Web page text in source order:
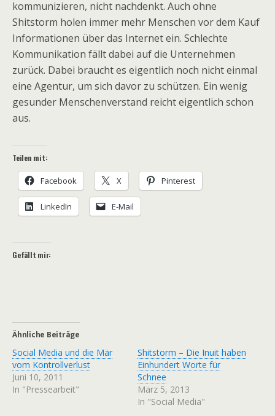
kommunizieren, nicht nachdenkt. Auch ohne
Shitstorm holen immer mehr Menschen vor dem Kauf
Informationen über das Internet ein. Schlechte
Kommunikation fällt dabei auf die Unternehmen
zurück. Dabei braucht es eigentlich noch nicht einmal
eine Agentur, um sich davor zu schützen. Ein wenig
gesunder Menschenverstand reicht eigentlich schon
aus.
Teilen mit:
Facebook X Pinterest
LinkedIn E-Mail
Gefällt mir:
Ähnliche Beiträge
Social Media und die Mär
vom Kontrollverlust
Juni 10, 2011
In "Pressearbeit"
Shitstorm – Die Inuit haben
Einhundert Worte für
Schnee
März 5, 2013
In "Social Media"